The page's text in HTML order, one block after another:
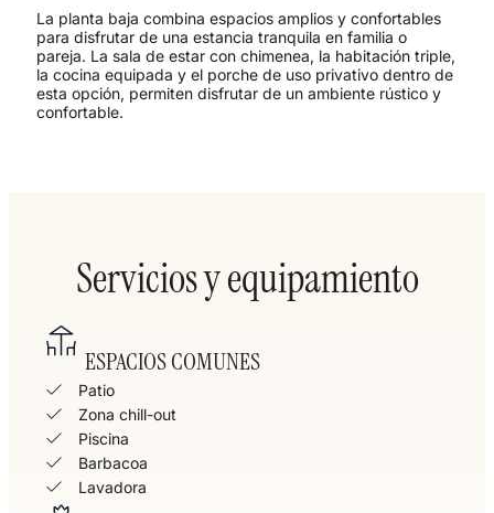
La planta baja combina espacios amplios y confortables
para disfrutar de una estancia tranquila en familia o
pareja. La sala de estar con chimenea, la habitación triple,
la cocina equipada y el porche de uso privativo dentro de
esta opción, permiten disfrutar de un ambiente rústico y
confortable.
Servicios y equipamiento
ESPACIOS COMUNES
Patio
Zona chill-out
Piscina
Barbacoa
Lavadora